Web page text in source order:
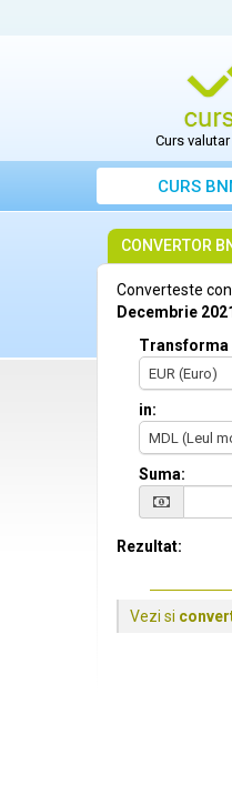
Curs
CURS
CONVERTOR
Converteste
Decembrie
Transforma
EUR (Euro)
in:
MDL (Leul
Suma:
Rezultat:
Vezi si